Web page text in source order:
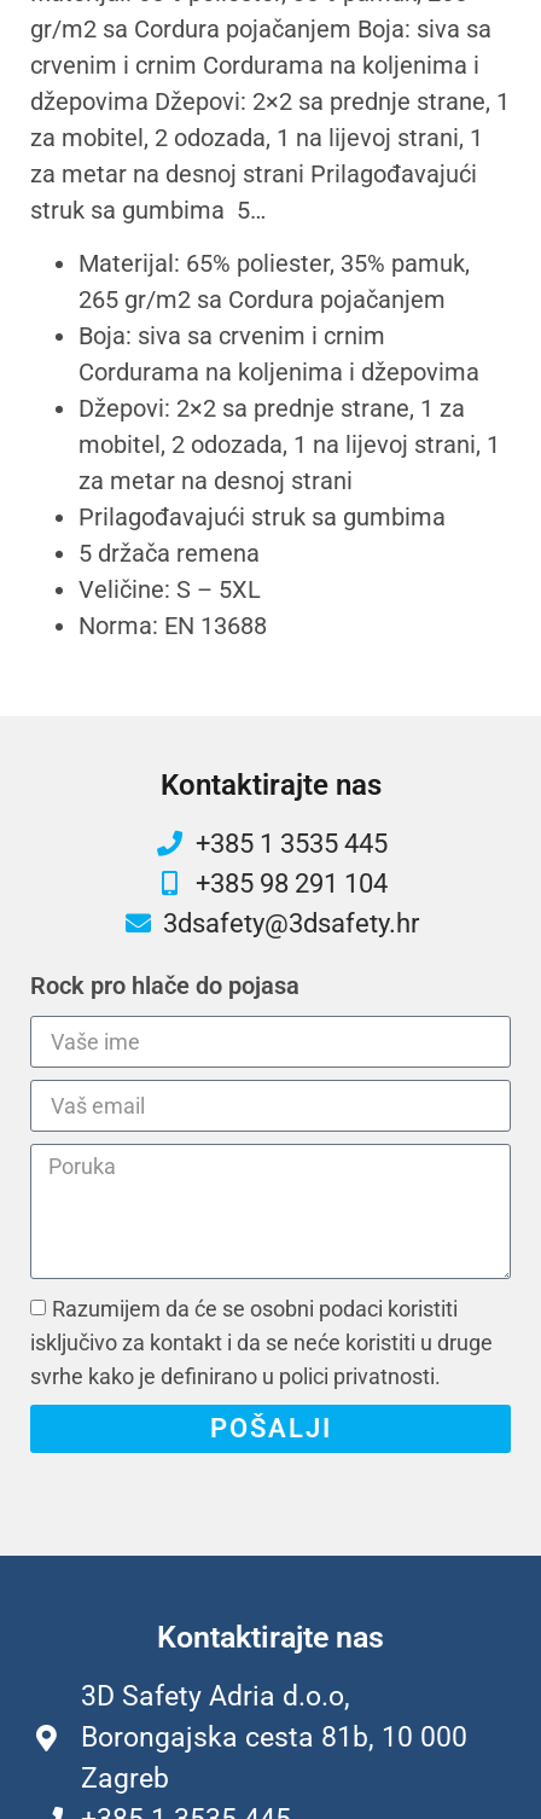
gr/m2 sa Cordura pojačanjem Boja: siva sa
crvenim i crnim Cordurama na koljenima i
džepovima Džepovi: 2×2 sa prednje strane, 1
za mobitel, 2 odozada, 1 na lijevoj strani, 1
za metar na desnoj strani Prilagođavajući
struk sa gumbima 5…
Materijal: 65% poliester, 35% pamuk,
265 gr/m2 sa Cordura pojačanjem
Boja: siva sa crvenim i crnim
Cordurama na koljenima i džepovima
Džepovi: 2×2 sa prednje strane, 1 za
mobitel, 2 odozada, 1 na lijevoj strani, 1
za metar na desnoj strani
Prilagođavajući struk sa gumbima
5 držača remena
Veličine: S – 5XL
Norma: EN 13688
Kontaktirajte nas
+385 1 3535 445
+385 98 291 104
3dsafety@3dsafety.hr
Rock pro hlače do pojasa
Razumijem da će se osobni podaci koristiti
isključivo za kontakt i da se neće koristiti u druge
svrhe kako je definirano u polici privatnosti.
POŠALJI
Kontaktirajte nas
3D Safety Adria d.o.o,
Borongajska cesta 81b, 10 000
Zagreb